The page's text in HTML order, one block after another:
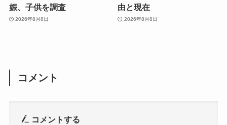
娠、子供を調査
2026年8月8日
由と現在
2026年8月8日
コメント
コメントする